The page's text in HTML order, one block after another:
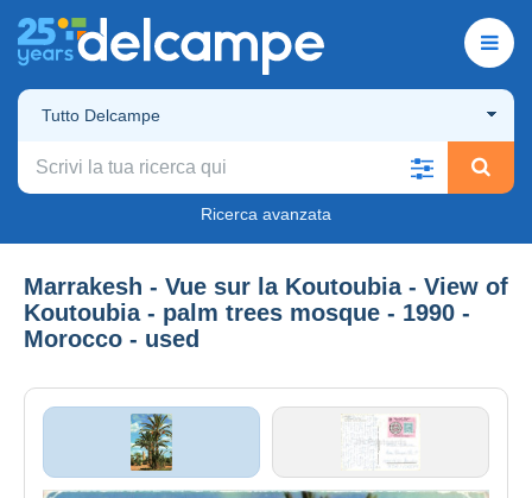
Tutto Delcampe
Ricerca avanzata
Marrakesh - Vue sur la Koutoubia - View of
Koutoubia - palm trees mosque - 1990 -
Morocco - used